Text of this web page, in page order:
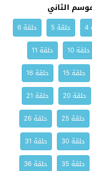
الثاني
حلقة 5
حلقة 6
حلقة 10
حلقة 11
حلقة 15
حلقة 16
حلقة 20
حلقة 21
حلقة 25
حلقة 26
حلقة 30
حلقة 31
حلقة 35
حلقة 36